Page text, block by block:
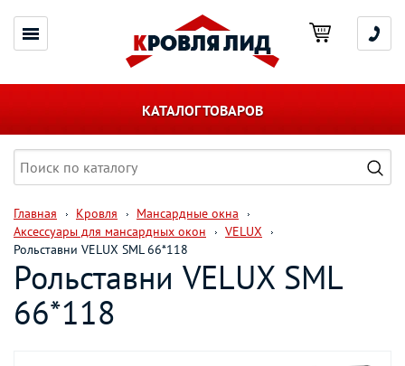
КАТАЛОГ ТОВАРОВ
Главная Кровля
Мансардные окна
Аксессуары для мансардных окон
VELUX
Рольставни VELUX SML 66*118
Рольставни VELUX SML
66*118